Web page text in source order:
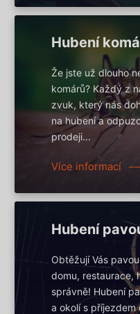
Hubení
Že jste už dlouho
komárů? Každý z
zvuk, který nás
na hubení a
prodeji...
Více informací
Hubení
Obtěžují Vás
domu, restaurace,
správně! Hubení
a okolí s příjezdem